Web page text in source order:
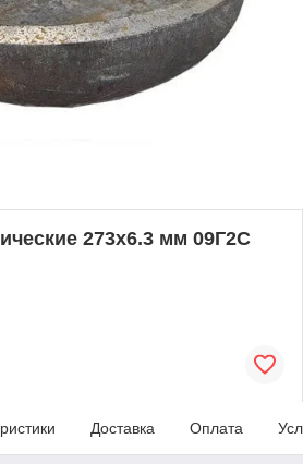
273x6.3 мм 09Г2С
Доставка Оплата